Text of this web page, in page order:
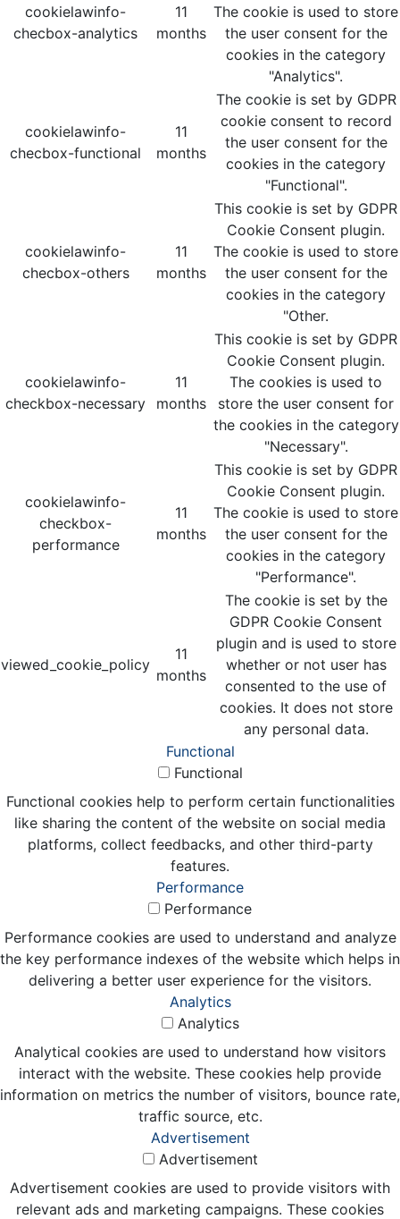
cookielawinfo-
checbox-analytics
11
months
The cookie is used to store
the user consent for the
cookies in the category
"Analytics".
cookielawinfo-
checbox-functional
11
months
The cookie is set by GDPR
cookie consent to record
the user consent for the
cookies in the category
"Functional".
cookielawinfo-
checbox-others
11
months
This cookie is set by GDPR
Cookie Consent plugin.
The cookie is used to store
the user consent for the
cookies in the category
"Other.
cookielawinfo-
checkbox-necessary
11
months
This cookie is set by GDPR
Cookie Consent plugin.
The cookies is used to
store the user consent for
the cookies in the category
"Necessary".
cookielawinfo-
checkbox-
performance
11
months
This cookie is set by GDPR
Cookie Consent plugin.
The cookie is used to store
the user consent for the
cookies in the category
"Performance".
viewed_cookie_policy
11
months
The cookie is set by the
GDPR Cookie Consent
plugin and is used to store
whether or not user has
consented to the use of
cookies. It does not store
any personal data.
Functional
Functional
Functional cookies help to perform certain functionalities
like sharing the content of the website on social media
platforms, collect feedbacks, and other third-party
features.
Performance
Performance
Performance cookies are used to understand and analyze
the key performance indexes of the website which helps in
delivering a better user experience for the visitors.
Analytics
Analytics
Analytical cookies are used to understand how visitors
interact with the website. These cookies help provide
information on metrics the number of visitors, bounce rate,
traffic source, etc.
Advertisement
Advertisement
Advertisement cookies are used to provide visitors with
relevant ads and marketing campaigns. These cookies